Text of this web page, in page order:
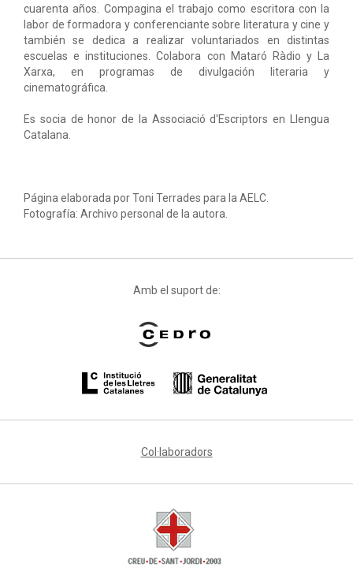
cuarenta años. Compagina el trabajo como escritora con la
labor de formadora y conferenciante sobre literatura y cine y
también se dedica a realizar voluntariados en distintas
escuelas e instituciones. Colabora con Mataró Ràdio y La
Xarxa, en programas de divulgación literaria y
cinematográfica.
Es socia de honor de la Associació d'Escriptors en Llengua
Catalana.
Página elaborada por Toni Terrades para la AELC.
Fotografía: Archivo personal de la autora.
Amb el suport de:
Col·laboradors